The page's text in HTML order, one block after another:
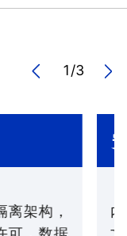
1/3
架构，